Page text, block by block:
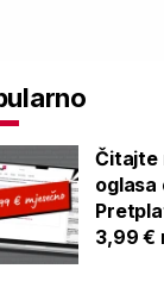
Čitajte
oglasa
3,99 €